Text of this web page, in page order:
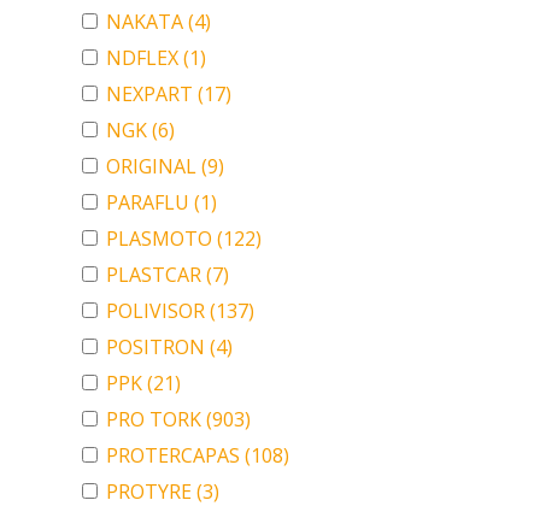
NAKATA(4)
NDFLEX(1)
NEXPART (17)
NGK(6)
ORIGINAL(9)
PARAFLU (1)
PLASMOTO (122)
PLASTCAR(7)
POLIVISOR(137)
POSITRON (4)
PPK(21)
PRO TORK(903)
PROTERCAPAS (108)
PROTYRE(3)